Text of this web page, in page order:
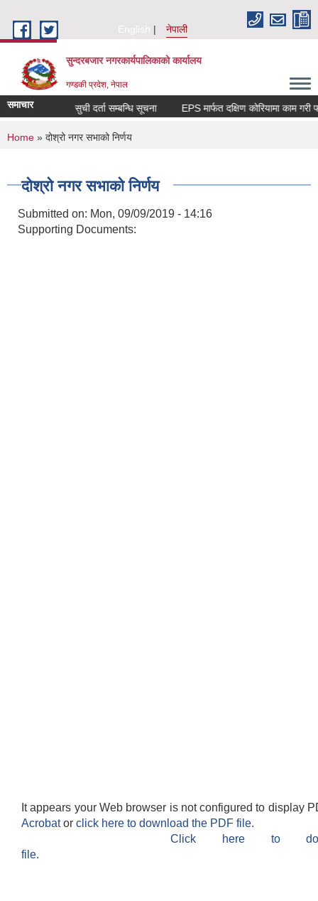
English
नेपाली
सुन्दरबजार नगरकार्यपालिकाको कार्यालय
गण्डकी प्रदेश, नेपाल
समाचार
सूचना सुची दर्ता सम्बन्धि सूचना EPS मार्फत दक्षिण कोरियामा काम
You are here
Home » दोश्रो नगर सभाको निर्णय
दोश्रो नगर सभाको निर्णय
Submitted on: Mon, 09/09/2019 - 14:16
Supporting Documents:
It appears your Web browser is not configured to display
Acrobator click here to download the PDF file.
Click here to
file.